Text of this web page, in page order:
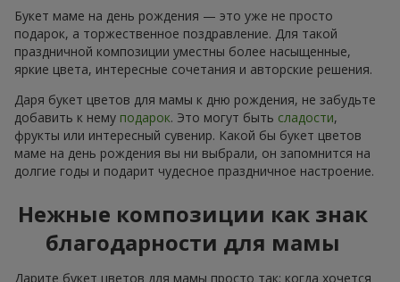
Букет маме на день рождения — это уже не просто
подарок, а торжественное поздравление. Для такой
праздничной композиции уместны более насыщенные,
яркие цвета, интересные сочетания и авторские решения.
Даря букет цветов для мамы к дню рождения, не забудьте
добавить к нему подарок. Это могут быть сладости,
фрукты или интересный сувенир. Какой бы букет цветов
маме на день рождения вы ни выбрали, он запомнится на
долгие годы и подарит чудесное праздничное настроение.
Нежные композиции как знак
благодарности для мамы
Дарите букет цветов для мамы просто так: когда хочется